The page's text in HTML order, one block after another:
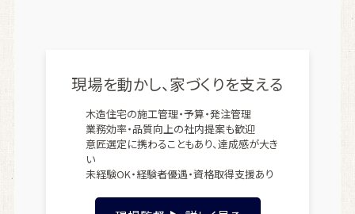
現場を動かし、家づくりを支える
木造住宅の施工管理・予算・発注管理
業務効率・品質向上の社内提案も歓迎
意匠選定に携わることもあり、達成感が大き
い
未経験OK・経験者優遇・資格取得支援あり